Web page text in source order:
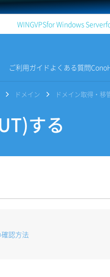
WINGVPSfor Windows Server
ご利用ガイド よくある質問
ドメイン ドメイン取得・移
する
認方法